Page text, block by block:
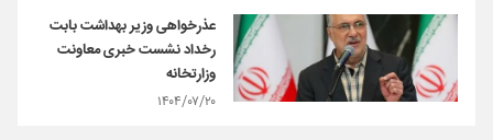
عذرخواهی وزیر بهداشت بابت
رخداد نشست خبری معاونت
وزارتخانه
۱۴۰۴/۰۷/۲۰